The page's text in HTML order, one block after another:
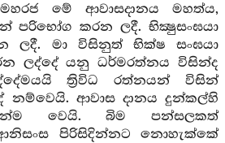
මේ ආවාසදානය මහත්ය,
පරිභෝග කරන ලදී. භික්‍ෂුසංඝයා
ලදී. මා විසිනුත් භික්ෂ සංඝයා
ලද්දේ යනු ධර්මරත්නය විසින්ද
ත්‍රිවිධ රත්නයන් විසින්
නම්වෙයි. ආවාස දානය දුන්කල්හි
වෙයි. බිම පන්සලකත්
පිරිසිදින්නට නොහැක්කේ